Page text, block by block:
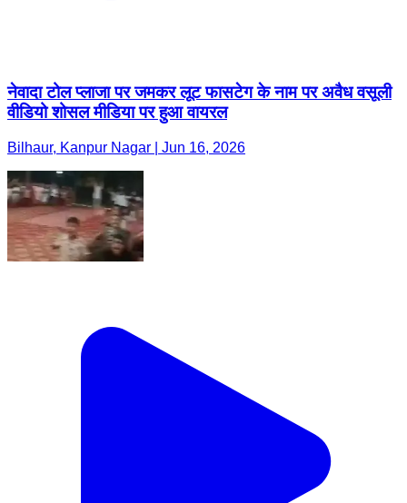
नेवादा टोल प्लाजा पर जमकर लूट फासटेग के नाम पर अवैध वसूली
वीडियो शोसल मीडिया पर हुआ वायरल
Bilhaur, Kanpur Nagar | Jun 16, 2026